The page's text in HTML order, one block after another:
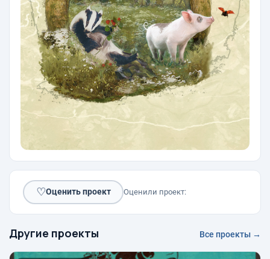
♡Оценить проект Оценили проект:
Другие проекты Все проекты →